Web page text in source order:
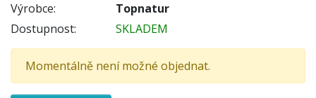
Výrobce:
Topnatur
Dostupnost:
SKLADEM
Momentálně není možné objednat.